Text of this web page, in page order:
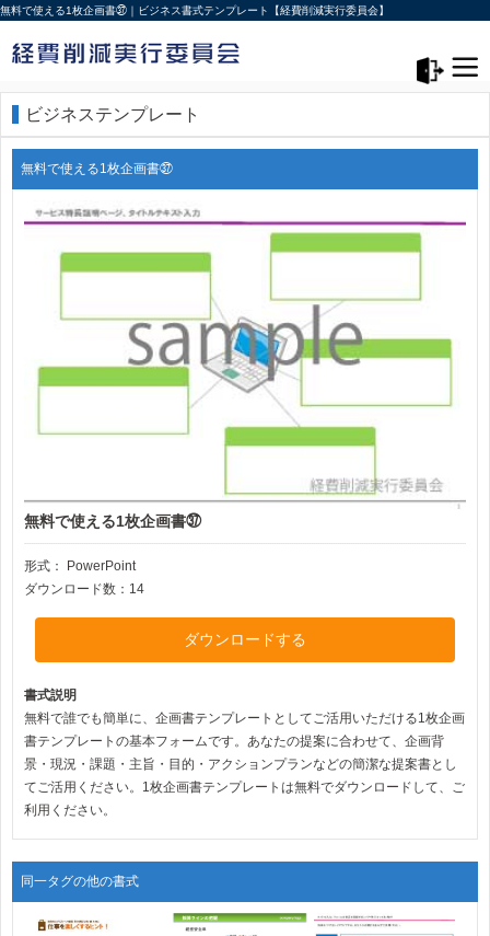
無料で使える1枚企画書㊲｜ビジネス書式テンプレート【経費削減実行委員会】
ビジネステンプレート
無料で使える1枚企画書㊲
無料で使える1枚企画書㊲
形式：
PowerPoint
ダウンロード数：14
ダウンロードする
書式説明
無料で誰でも簡単に、企画書テンプレートとしてご活用いただける1枚企画
書テンプレートの基本フォームです。あなたの提案に合わせて、企画背
景・現況・課題・主旨・目的・アクションプランなどの簡潔な提案書とし
てご活用ください。1枚企画書テンプレートは無料でダウンロードして、ご
利用ください。
同一タグの他の書式